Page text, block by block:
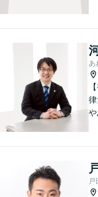
あ
や
戸